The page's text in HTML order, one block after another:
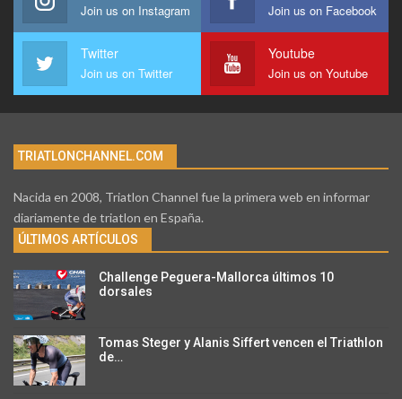
Join us on Instagram Join us on Facebook
Twitter
Join us on Twitter
Youtube
Join us on Youtube
TRIATLONCHANNEL.COM
Nacida en 2008, Triatlon Channel fue la primera web en informar
diariamente de triatlon en España.
ÚLTIMOS ARTÍCULOS
Challenge Peguera-Mallorca últimos 10
dorsales
Tomas Steger y Alanis Siffert vencen el Triathlon
de…